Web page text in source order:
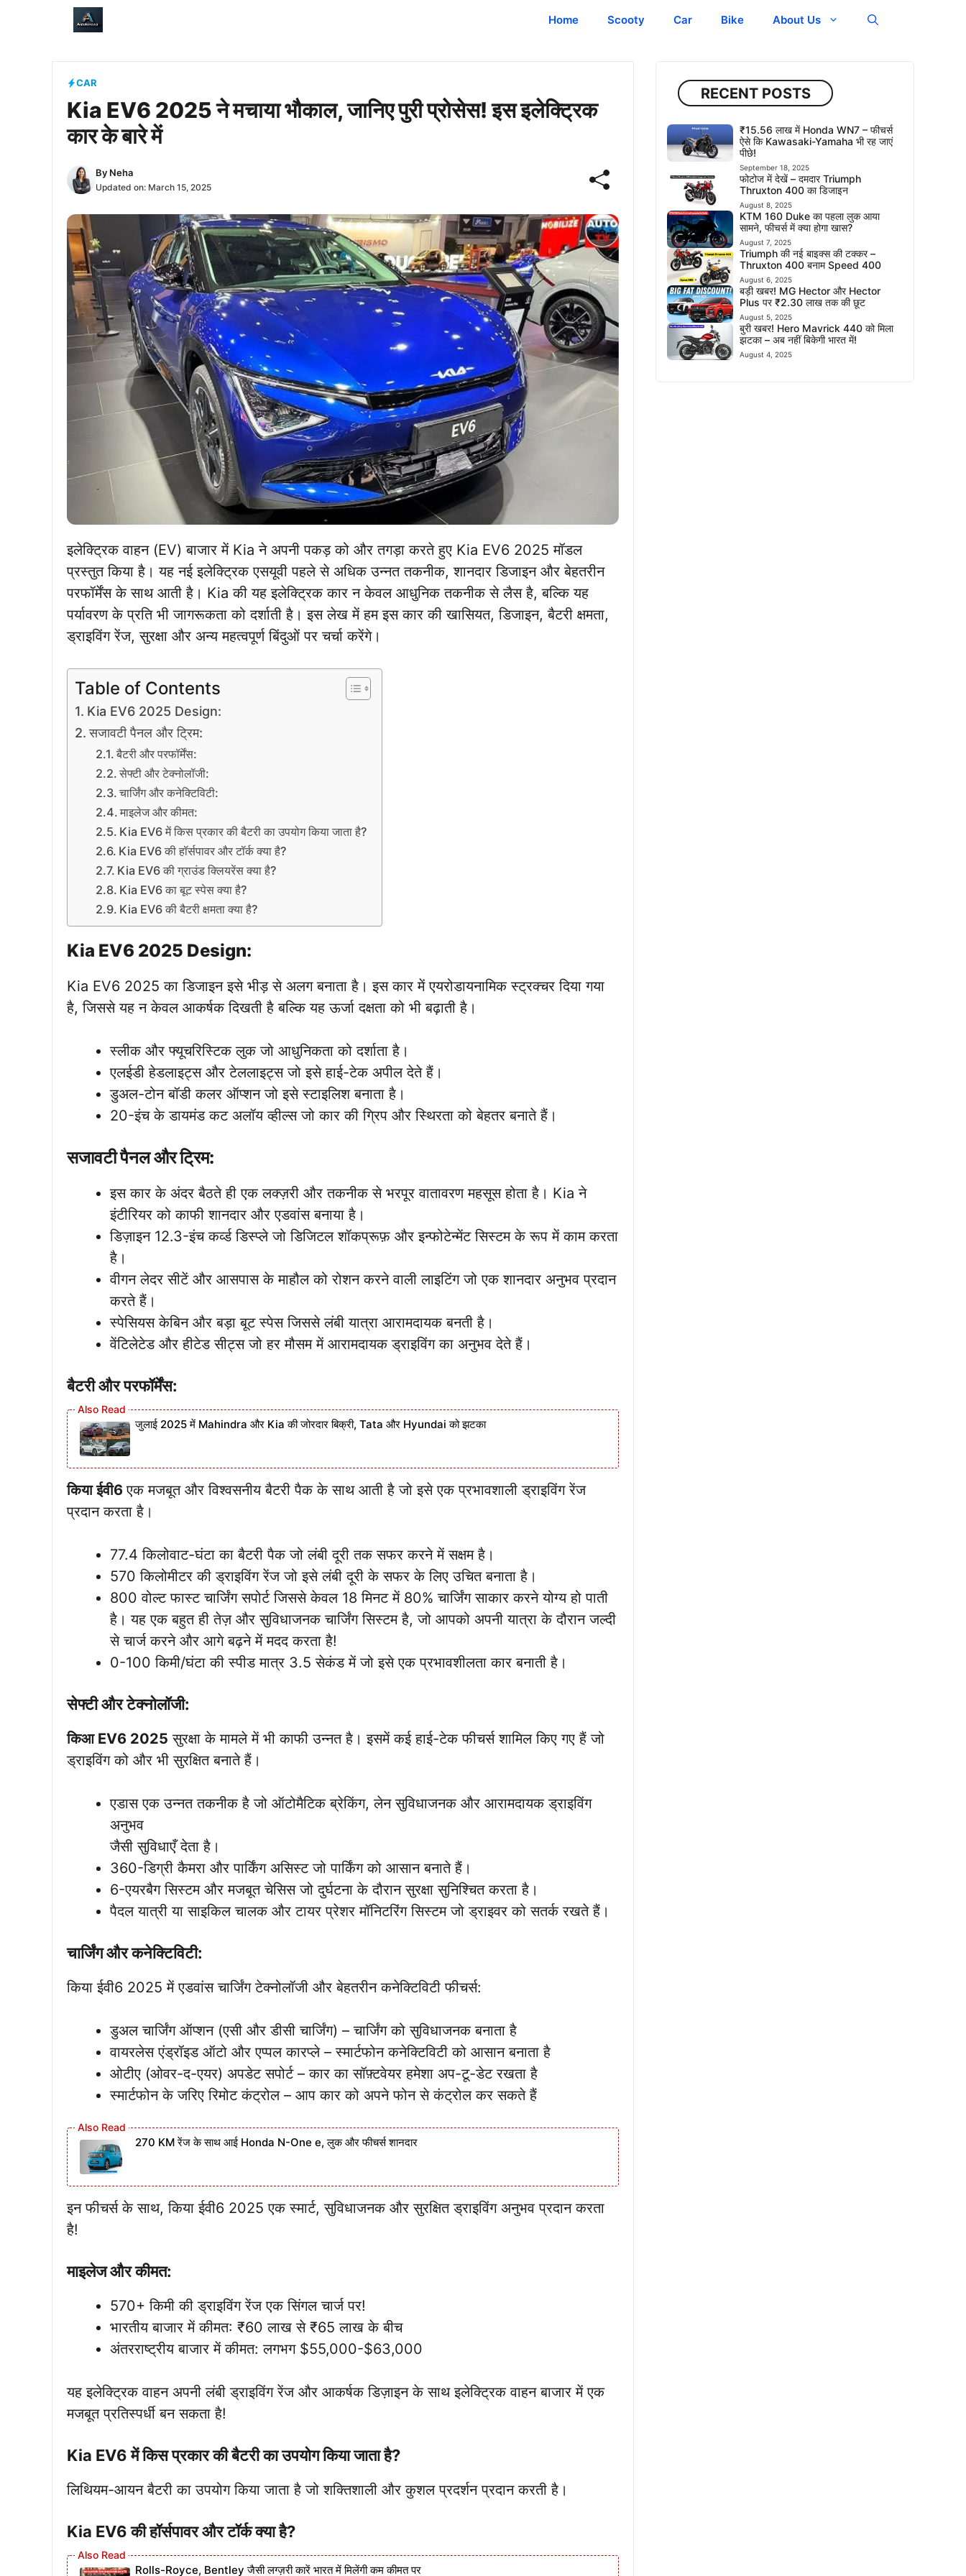
Home Scooty Car Bike About Us
CAR
Kia EV6 2025 ने मचाया भौकाल, जानिए पुरी प्रोसेस! इस इलेक्ट्रिक
कार के बारे में
By Neha
Updated on: March 15, 2025
इलेक्ट्रिक वाहन (EV) बाजार में Kia ने अपनी पकड़ को और तगड़ा करते हुए Kia EV6 2025 मॉडल
प्रस्तुत किया है। यह नई इलेक्ट्रिक एसयूवी पहले से अधिक उन्नत तकनीक, शानदार डिजाइन और बेहतरीन
परफॉर्मेंस के साथ आती है। Kia की यह इलेक्ट्रिक कार न केवल आधुनिक तकनीक से लैस है, बल्कि यह
पर्यावरण के प्रति भी जागरूकता को दर्शाती है। इस लेख में हम इस कार की खासियत, डिजाइन, बैटरी क्षमता,
ड्राइविंग रेंज, सुरक्षा और अन्य महत्वपूर्ण बिंदुओं पर चर्चा करेंगे।
Table of Contents
Kia EV6 2025 Design:
सजावटी पैनल और ट्रिम:
बैटरी और परफॉर्मेंस:
सेफ्टी और टेक्नोलॉजी:
चार्जिंग और कनेक्टिविटी:
माइलेज और कीमत:
Kia EV6 में किस प्रकार की बैटरी का उपयोग किया जाता है?
Kia EV6 की हॉर्सपावर और टॉर्क क्या है?
Kia EV6 की ग्राउंड क्लियरेंस क्या है?
Kia EV6 का बूट स्पेस क्या है?
Kia EV6 की बैटरी क्षमता क्या है?
Kia EV6 2025 Design:
Kia EV6 2025 का डिजाइन इसे भीड़ से अलग बनाता है। इस कार में एयरोडायनामिक स्ट्रक्चर दिया गया
है, जिससे यह न केवल आकर्षक दिखती है बल्कि यह ऊर्जा दक्षता को भी बढ़ाती है।
स्लीक और फ्यूचरिस्टिक लुक जो आधुनिकता को दर्शाता है।
एलईडी हेडलाइट्स और टेललाइट्स जो इसे हाई-टेक अपील देते हैं।
डुअल-टोन बॉडी कलर ऑप्शन जो इसे स्टाइलिश बनाता है।
20-इंच के डायमंड कट अलॉय व्हील्स जो कार की ग्रिप और स्थिरता को बेहतर बनाते हैं।
सजावटी पैनल और ट्रिम:
इस कार के अंदर बैठते ही एक लक्ज़री और तकनीक से भरपूर वातावरण महसूस होता है। Kia ने
इंटीरियर को काफी शानदार और एडवांस बनाया है।
डिज़ाइन 12.3-इंच कर्व्ड डिस्प्ले जो डिजिटल शॉकप्रूफ़ और इन्फोटेन्मेंट सिस्टम के रूप में काम करता
है।
वीगन लेदर सीटें और आसपास के माहौल को रोशन करने वाली लाइटिंग जो एक शानदार अनुभव प्रदान
करते हैं।
स्पेसियस केबिन और बड़ा बूट स्पेस जिससे लंबी यात्रा आरामदायक बनती है।
वेंटिलेटेड और हीटेड सीट्स जो हर मौसम में आरामदायक ड्राइविंग का अनुभव देते हैं।
बैटरी और परफॉर्मेंस:
जुलाई 2025 में Mahindra और Kia की जोरदार बिक्री, Tata और Hyundai को झटका
किया ईवी6एक मजबूत और विश्वसनीय बैटरी पैक के साथ आती है जो इसे एक प्रभावशाली ड्राइविंग रेंज
प्रदान करता है।
77.4 किलोवाट-घंटा का बैटरी पैक जो लंबी दूरी तक सफर करने में सक्षम है।
570 किलोमीटर की ड्राइविंग रेंज जो इसे लंबी दूरी के सफर के लिए उचित बनाता है।
800 वोल्ट फास्ट चार्जिंग सपोर्ट जिससे केवल 18 मिनट में 80% चार्जिंग साकार करने योग्य हो पाती
है। यह एक बहुत ही तेज़ और सुविधाजनक चार्जिंग सिस्टम है, जो आपको अपनी यात्रा के दौरान जल्दी
से चार्ज करने और आगे बढ़ने में मदद करता है!
0-100 किमी/घंटा की स्पीड मात्र 3.5 सेकंड में जो इसे एक प्रभावशीलता कार बनाती है।
सेफ्टी और टेक्नोलॉजी:
किआ EV6 2025 सुरक्षा के मामले में भी काफी उन्नत है। इसमें कई हाई-टेक फीचर्स शामिल किए गए हैं जो
ड्राइविंग को और भी सुरक्षित बनाते हैं।
एडास एक उन्नत तकनीक है जो ऑटोमैटिक ब्रेकिंग, लेन सुविधाजनक और आरामदायक ड्राइविंग
अनुभव
जैसी सुविधाएँ देता है।
360-डिग्री कैमरा और पार्किंग असिस्ट जो पार्किंग को आसान बनाते हैं।
6-एयरबैग सिस्टम और मजबूत चेसिस जो दुर्घटना के दौरान सुरक्षा सुनिश्चित करता है।
पैदल यात्री या साइकिल चालक और टायर प्रेशर मॉनिटरिंग सिस्टम जो ड्राइवर को सतर्क रखते हैं।
चार्जिंग और कनेक्टिविटी:
किया ईवी6 2025 में एडवांस चार्जिंग टेक्नोलॉजी और बेहतरीन कनेक्टिविटी फीचर्स:
डुअल चार्जिंग ऑप्शन (एसी और डीसी चार्जिंग) – चार्जिंग को सुविधाजनक बनाता है
वायरलेस एंड्रॉइड ऑटो और एप्पल कारप्ले – स्मार्टफोन कनेक्टिविटी को आसान बनाता है
ओटीए (ओवर-द-एयर) अपडेट सपोर्ट – कार का सॉफ़्टवेयर हमेशा अप-टू-डेट रखता है
स्मार्टफोन के जरिए रिमोट कंट्रोल – आप कार को अपने फोन से कंट्रोल कर सकते हैं
270 KM रेंज के साथ आई Honda N-One e, लुक और फीचर्स शानदार
इन फीचर्स के साथ, किया ईवी6 2025 एक स्मार्ट, सुविधाजनक और सुरक्षित ड्राइविंग अनुभव प्रदान करता
है!
माइलेज और कीमत:
570+ किमी की ड्राइविंग रेंज एक सिंगल चार्ज पर!
भारतीय बाजार में कीमत: ₹60 लाख से ₹65 लाख के बीच
अंतरराष्ट्रीय बाजार में कीमत: लगभग $55,000-$63,000
यह इलेक्ट्रिक वाहन अपनी लंबी ड्राइविंग रेंज और आकर्षक डिज़ाइन के साथ इलेक्ट्रिक वाहन बाजार में एक
मजबूत प्रतिस्पर्धी बन सकता है!
Kia EV6 में किस प्रकार की बैटरी का उपयोग किया जाता है?
लिथियम-आयन बैटरी का उपयोग किया जाता है जो शक्तिशाली और कुशल प्रदर्शन प्रदान करती है।
Kia EV6 की हॉर्सपावर और टॉर्क क्या है?
Rolls-Royce, Bentley जैसी लग्ज़री कारें भारत में मिलेंगी कम कीमत पर
RECENT POSTS
₹15.56 लाख में Honda WN7 – फीचर्स
ऐसे कि Kawasaki-Yamaha भी रह जाएं
पीछे!
September 18, 2025
फोटोज में देखें – दमदार Triumph
Thruxton 400 का डिजाइन
August 8, 2025
KTM 160 Duke का पहला लुक आया
सामने, फीचर्स में क्या होगा खास?
August 7, 2025
Triumph की नई बाइक्स की टक्कर –
Thruxton 400 बनाम Speed 400
August 6, 2025
बड़ी खबर! MG Hector और Hector
Plus पर ₹2.30 लाख तक की छूट
August 5, 2025
बुरी खबर! Hero Mavrick 440 को मिला
झटका – अब नहीं बिकेगी भारत में!
August 4, 2025